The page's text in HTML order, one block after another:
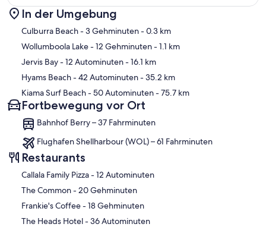
Karte
In der Umgebung
Culburra Beach- 3 Gehminuten- 0.3 km
Wollumboola Lake- 12 Gehminuten- 1.1 km
Jervis Bay- 12 Autominuten- 16.1 km
Hyams Beach- 42 Autominuten- 35.2 km
Kiama Surf Beach- 50 Autominuten- 75.7 km
Fortbewegung vor Ort
Bahnhof Berry – 37 Fahrminuten
Flughafen Shellharbour (WOL) – 61 Fahrminuten
Restaurants
‪Callala Family Pizza - ‬12 Autominuten
‪The Common - ‬20 Gehminuten
‪Frankie's Coffee - ‬18 Gehminuten
‪The Heads Hotel - ‬36 Autominuten